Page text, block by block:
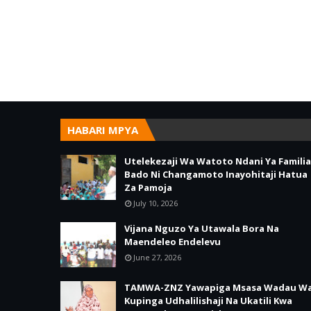
HABARI MPYA
Utelekezaji Wa Watoto Ndani Ya Familia
Bado Ni Changamoto Inayohitaji Hatua
Za Pamoja
July 10, 2026
Vijana Nguzo Ya Utawala Bora Na
Maendeleo Endelevu
June 27, 2026
TAMWA-ZNZ Yawapiga Msasa Wadau
Kupinga Udhalilishaji Na Ukatili Kwa